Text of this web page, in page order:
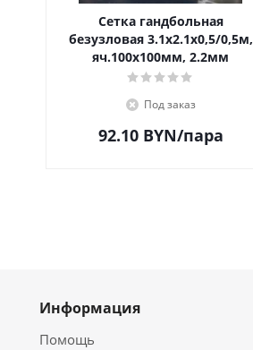
Сетка гандбольная
безузловая 3.1х2.1х0,5/0,5м,
яч.100х100мм, 2.2мм
Под заказ
92.10BYN/пара
Информация
Помощь